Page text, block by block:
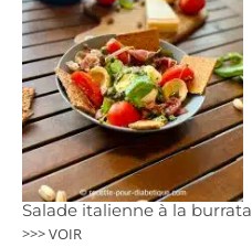
Salade italienne à la burrata
>>> VOIR